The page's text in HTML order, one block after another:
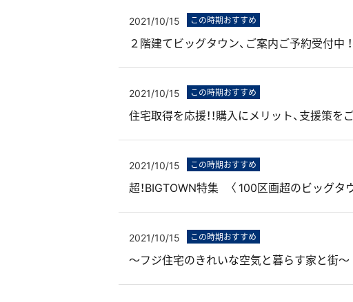
2021/10/15 この時期おすすめ
２階建てビッグタウン、ご案内ご予約受付中 ！
2021/10/15 この時期おすすめ
住宅取得を応援！！購入にメリット、支援策を
2021/10/15 この時期おすすめ
超！BIGTOWN特集 〈 100区画超のビッグタウ
2021/10/15 この時期おすすめ
〜フジ住宅のきれいな空気と暮らす家と街